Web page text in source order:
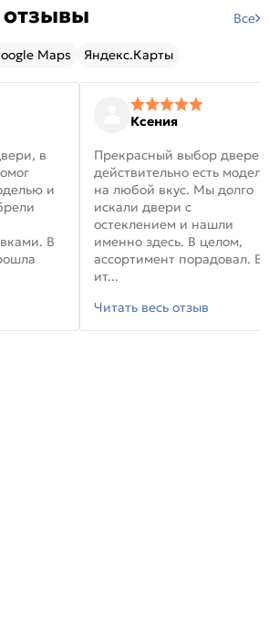
Все
Maps Яндекс.Карты
в
и
В
Ксения
Прекрасный выбор
действительно есть модели
на любой вкус. Мы долго
искали двери с
остеклением и нашли
именно здесь. В целом,
ассортимент порадовал. В
ит...
Читать весь отзыв